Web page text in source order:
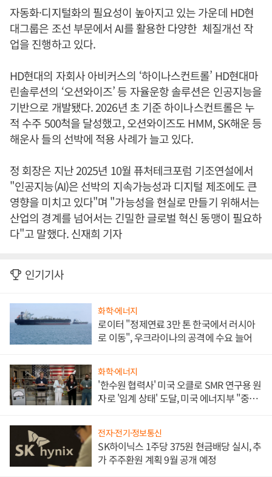
자동화·디지털화의 필요성이 높아지고 있는 가운데 HD현
대그룹은 조선 부문에서 AI를 활용한 다양한 체질개선 작
업을 진행하고 있다.
HD현대의 자회사 아비커스의 ‘하이나스컨트롤’ HD현대마
린솔루션의 ‘오션와이즈’ 등 자율운항 솔루션은 인공지능을
기반으로 개발됐다. 2026년 초 기준 하이나스컨트롤은 누
적 수주 500척을 달성했고, 오션와이즈도 HMM, SK해운 등
해운사 들의 선박에 적용 사례가 늘고 있다.
정 회장은 지난 2025년 10월 퓨처테크포럼 기조연설에서
"인공지능(AI)은 선박의 지속가능성과 디지털 제조에도 큰
영향을 미치고 있다"며 "가능성을 현실로 만들기 위해서는
산업의 경계를 넘어서는 긴밀한 글로벌 혁신 동맹이 필요하
다"고 말했다. 신재희 기자
인기기사
화학·에너지
로이터 "정제연료 3만 톤 한국에서 러시아
로 이동", 우크라이나의 공격에 수요 늘어
화학·에너지
'한수원 협력사' 미국 오클로 SMR 연구용 원
자로 '임계 상태' 도달, 미국 에너지부 "중요
전자·전기·정보통신
SK하이닉스 1주당 375원 현금배당 실시, 추
가 주주환원 계획 9월 공개 예정